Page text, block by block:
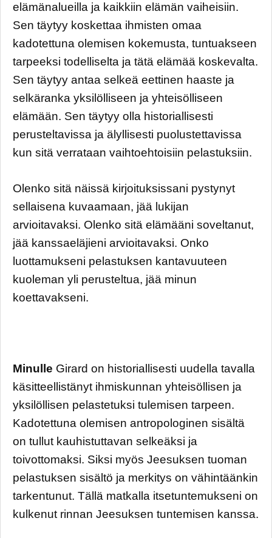
elämänalueilla ja kaikkiin elämän vaiheisiin.
Sen täytyy koskettaa ihmisten omaa
kadotettuna olemisen kokemusta, tuntuakseen
tarpeeksi todelliselta ja tätä elämää koskevalta.
Sen täytyy antaa selkeä eettinen haaste ja
selkäranka yksilölliseen ja yhteisölliseen
elämään. Sen täytyy olla historiallisesti
perusteltavissa ja älyllisesti puolustettavissa
kun sitä verrataan vaihtoehtoisiin pelastuksiin.
Olenko sitä näissä kirjoituksissani pystynyt
sellaisena kuvaamaan, jää lukijan
arvioitavaksi. Olenko sitä elämääni soveltanut,
jää kanssaeläjieni arvioitavaksi. Onko
luottamukseni pelastuksen kantavuuteen
kuoleman yli perusteltua, jää minun
koettavakseni.
Minulle Girard on historiallisesti uudella tavalla
käsitteellistänyt ihmiskunnan yhteisöllisen ja
yksilöllisen pelastetuksi tulemisen tarpeen.
Kadotettuna olemisen antropologinen sisältä
on tullut kauhistuttavan selkeäksi ja
toivottomaksi. Siksi myös Jeesuksen tuoman
pelastuksen sisältö ja merkitys on vähintäänkin
tarkentunut. Tällä matkalla itsetuntemukseni on
kulkenut rinnan Jeesuksen tuntemisen kanssa.